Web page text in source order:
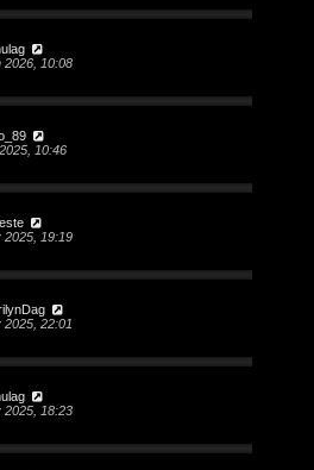
2026, 10:08
10:46
2025, 19:19
2025, 22:01
2025, 18:23